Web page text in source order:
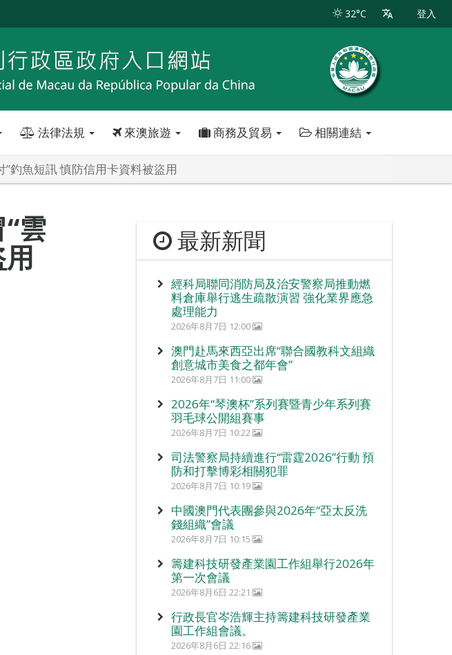
32°C 登入
法律法規 來澳旅遊 商務及貿易 相關連結
釣魚短訊 慎防信用卡資料被盜用
雲 最新新聞
經科局聯同消防局及治安警察局推動燃
料倉庫舉行逃生疏散演習 強化業界應急
處理能力
2026年8月7日 12:00
澳門赴馬來西亞出席“聯合國教科文組織
創意城市美食之都年會”
2026年8月7日 11:00
2026年“琴澳杯”系列賽暨青少年系列賽
羽毛球公開組賽事
2026年8月7日 10:22
司法警察局持續進行“雷霆2026”行動 預
防和打擊博彩相關犯罪
2026年8月7日 10:19
中國澳門代表團參與2026年“亞太反洗
錢組織”會議
2026年8月7日 10:15
籌建科技研發產業園工作組舉行2026年
第一次會議
2026年8月6日 22:21
行政長官岑浩輝主持籌建科技研發產業
園工作組會議。
2026年8月6日 22:16